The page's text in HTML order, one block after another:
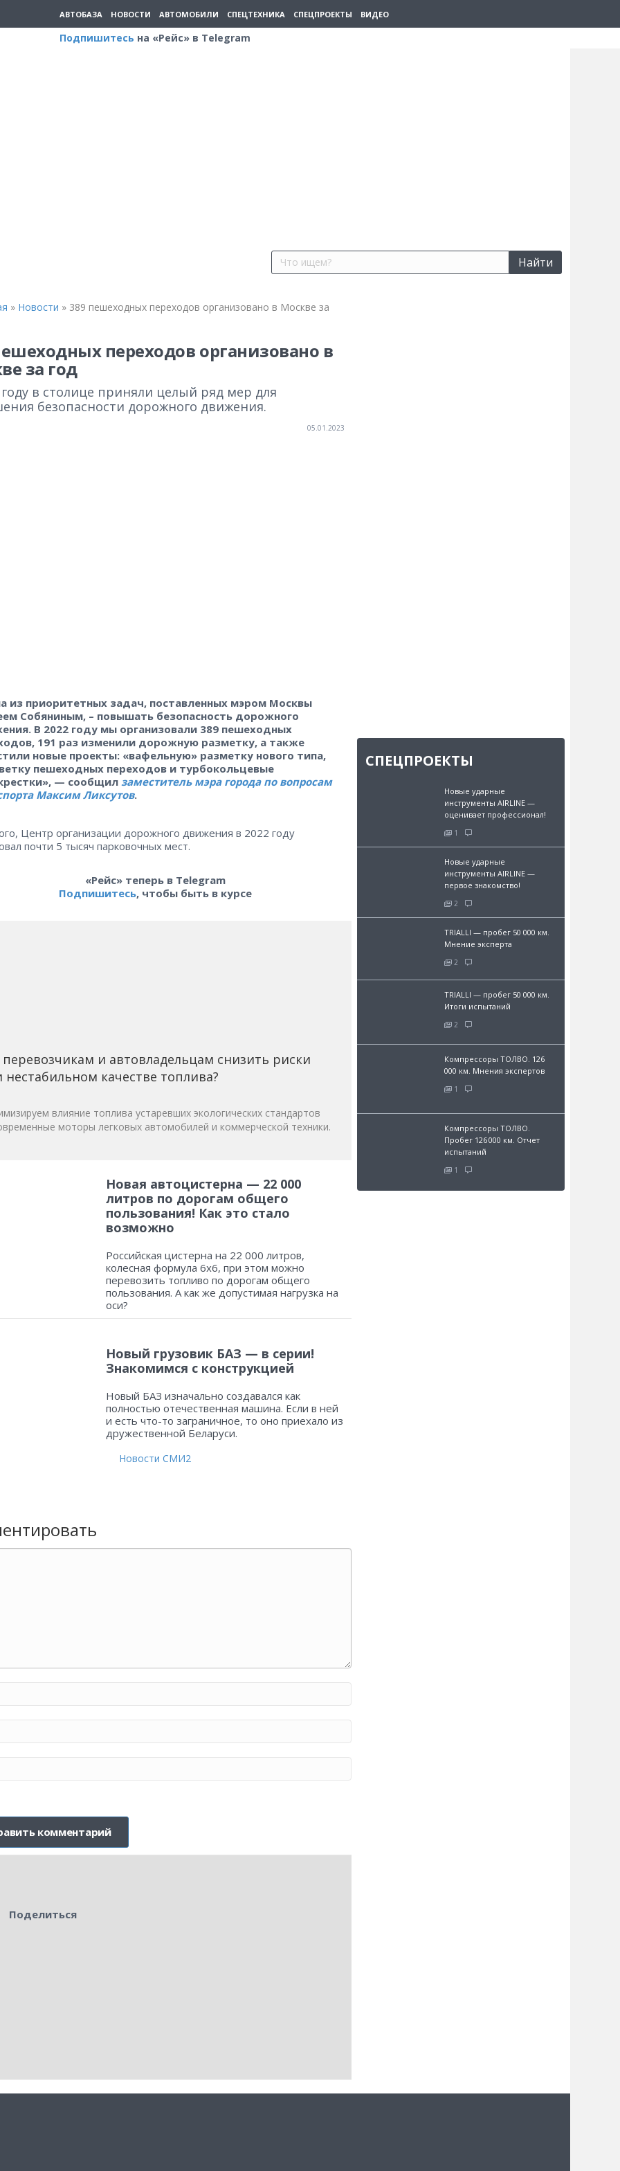
АВТОБАЗА НОВОСТИ АВТОМОБИЛИ СПЕЦТЕХНИКА СПЕЦПРОЕКТЫ ВИДЕО
Подпишитесь на «Рейс» в Telegram
Найти
» Новости » 389 пешеходных переходов организовано в Москве за
переходов организовано в
за год
в столице приняли целый ряд мер для
безопасности дорожного движения.
05.01.2023
из приоритетных задач, поставленных мэром Москвы
Собяниным, – повышать безопасность дорожного
В 2022 году мы организовали 389 пешеходных
191 раз изменили дорожную разметку, а также
новые проекты: «вафельную» разметку нового типа,
пешеходных переходов и турбокольцевые
— сообщилзаместитель мэра города по вопросам
Максим Ликсутов.
Центр организации дорожного движения в 2022 году
почти 5 тысяч парковочных мест.
«Рейс» теперь в Telegram
Подпишитесь, чтобы быть в курсе
перевозчикам и автовладельцам снизить риски
нестабильном качестве топлива?
влияние топлива устаревших экологических стандартов
моторы легковых автомобилей и коммерческой техники.
Новая автоцистерна — 22 000
литров по дорогам общего
пользования! Как это стало
возможно
Российская цистерна на 22 000 литров,
колесная формула 6х6, при этом можно
перевозить топливо по дорогам общего
пользования. А как же допустимая нагрузка на
оси?
Новый грузовик БАЗ — в серии!
Знакомимся с конструкцией
Новый БАЗ изначально создавался как
полностью отечественная машина. Если в ней
и есть что-то заграничное, то оно приехало из
дружественной Беларуси.
Новости СМИ2
Поделиться
СПЕЦПРОЕКТЫ
Новые ударные
инструменты AIRLINE —
оценивает профессионал!
1
Новые ударные
инструменты AIRLINE —
первое знакомство!
2
TRIALLI — пробег 50 000 км.
Мнение эксперта
2
TRIALLI — пробег 50 000 км.
Итоги испытаний
2
Компрессоры ТОЛВО. 126
000 км. Мнения экспертов
1
Компрессоры ТОЛВО.
Пробег 126 000 км. Отчет
испытаний
1